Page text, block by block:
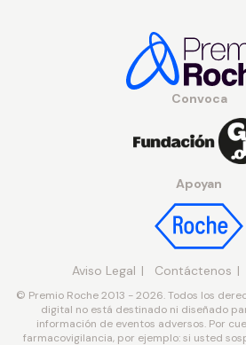
Convoca
Apoyan
Aviso Legal Contáctenos
© Premio Roche 2013 - 2026. Todos los
digital no está destinado ni diseñado
información de eventos adversos. Por
farmacovigilancia, por ejemplo: si usted